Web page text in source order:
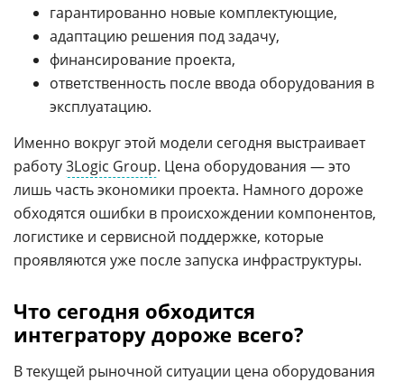
гарантированно новые комплектующие,
адаптацию решения под задачу,
финансирование проекта,
ответственность после ввода оборудования в
эксплуатацию.
Именно вокруг этой модели сегодня выстраивает
работу3Logic Group. Цена оборудования — это
лишь часть экономики проекта. Намного дороже
обходятся ошибки в происхождении компонентов,
логистике и сервисной поддержке, которые
проявляются уже после запуска инфраструктуры.
Что сегодня обходится
интегратору дороже всего?
В текущей рыночной ситуации цена оборудования